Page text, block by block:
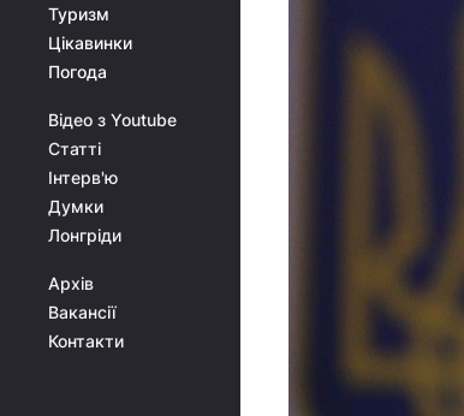
Туризм
Цікавинки
Погода
Відео з Youtube
Статті
Інтерв'ю
Думки
Лонгріди
Архів
Вакансії
Контакти